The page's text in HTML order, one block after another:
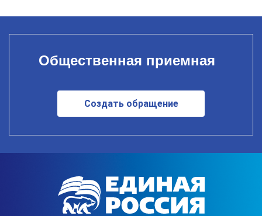
Общественная приемная
Создать обращение